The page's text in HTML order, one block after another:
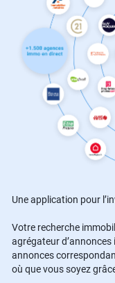
Une application pour
Votre recherche
agrégateur
annonces
où que vous soyez